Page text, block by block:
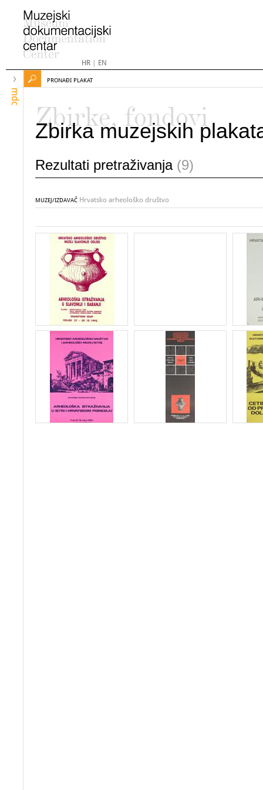
HR| EN
mdc
PRONAĐI PLAKAT
Zbirke, fondovi
Zbirka muzejskih
Rezultati pretraživanja (9)
MUZEJ/IZDAVAČ Hrvatsko arheološko društvo